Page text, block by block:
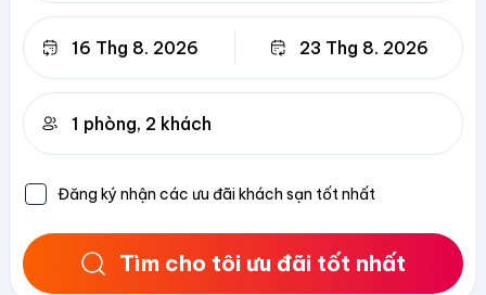
Đăng ký nhận các ưu đãi khách sạn tốt nhất
Tìm cho tôi ưu đãi tốt nhất